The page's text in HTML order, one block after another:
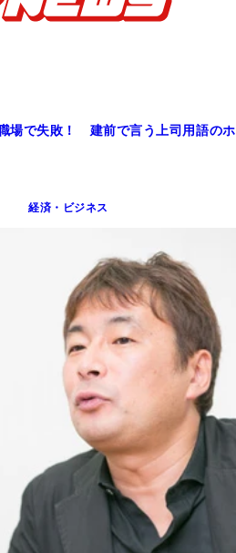
場で失敗！ 建前で言う上司用語のホ
経済・ビジネス